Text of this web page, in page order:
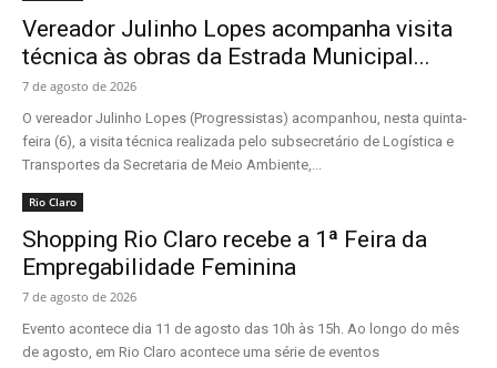
Vereador Julinho Lopes acompanha visita
técnica às obras da Estrada Municipal...
7 de agosto de 2026
O vereador Julinho Lopes (Progressistas) acompanhou, nesta quinta-
feira (6), a visita técnica realizada pelo subsecretário de Logística e
Transportes da Secretaria de Meio Ambiente,...
Rio Claro
Shopping Rio Claro recebe a 1ª Feira da
Empregabilidade Feminina
7 de agosto de 2026
Evento acontece dia 11 de agosto das 10h às 15h. Ao longo do mês
de agosto, em Rio Claro acontece uma série de eventos